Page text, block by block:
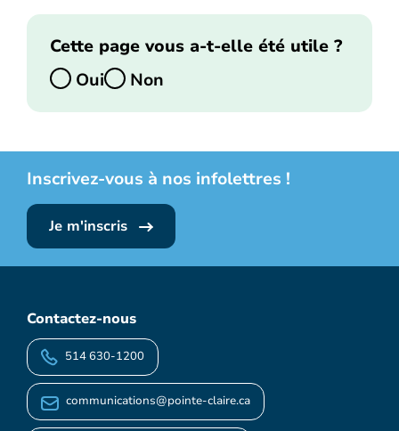
Cette page vous a-t-elle été utile ?
Oui
Non
Inscrivez-vous à nos infolettres !
Je m'inscris
Contactez-nous
514 630-1200
communications@pointe-claire.ca